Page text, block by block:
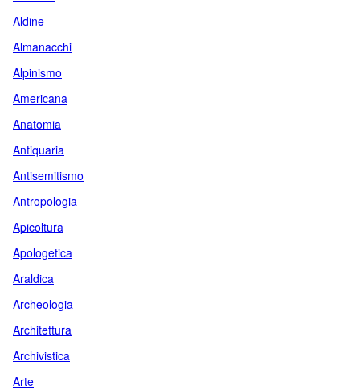
Aldine
Almanacchi
Alpinismo
Americana
Anatomia
Antiquaria
Antisemitismo
Antropologia
Apicoltura
Apologetica
Araldica
Archeologia
Architettura
Archivistica
Arte